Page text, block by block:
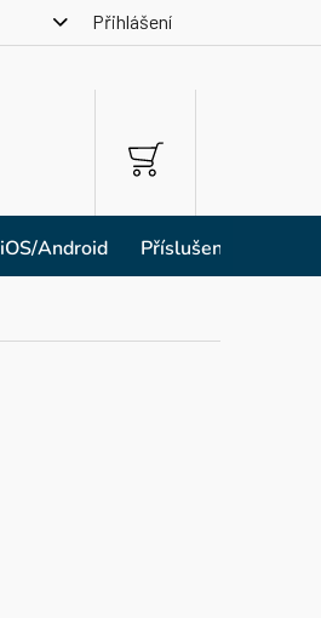
Přihlášení
NÁKUPNÍ
KOŠÍK
iOS/Android Příslušenství